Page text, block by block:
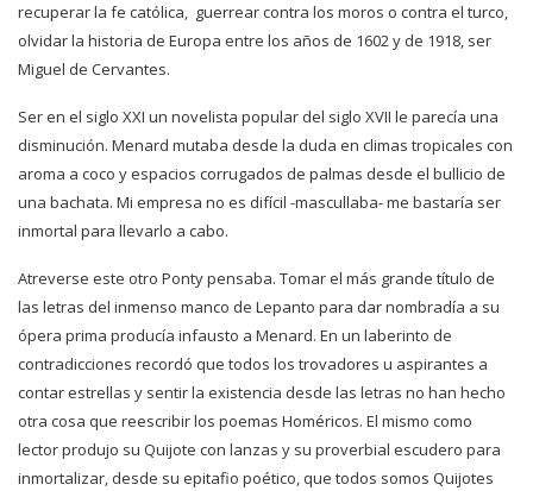
recuperar la fe católica, guerrear contra los moros o contra el turco,
olvidar la historia de Europa entre los años de 1602 y de 1918, ser
Miguel de Cervantes.
Ser en el siglo XXI un novelista popular del siglo XVII le parecía una
disminución. Menard mutaba desde la duda en climas tropicales con
aroma a coco y espacios corrugados de palmas desde el bullicio de
una bachata. Mi empresa no es difícil -mascullaba- me bastaría ser
inmortal para llevarlo a cabo.
Atreverse este otro Ponty pensaba. Tomar el más grande título de
las letras del inmenso manco de Lepanto para dar nombradía a su
ópera prima producía infausto a Menard. En un laberinto de
contradicciones recordó que todos los trovadores u aspirantes a
contar estrellas y sentir la existencia desde las letras no han hecho
otra cosa que reescribir los poemas Homéricos. El mismo como
lector produjo su Quijote con lanzas y su proverbial escudero para
inmortalizar, desde su epitafio poético, que todos somos Quijotes